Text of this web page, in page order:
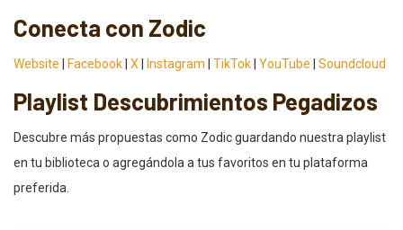
Conecta con Zodic
Website Facebook X Instagram TikTok YouTube Soundcloud
Playlist Descubrimientos Pegadizos
Descubre más propuestas como Zodic guardando nuestra playlist
en tu biblioteca o agregándola a tus favoritos en tu plataforma
preferida.